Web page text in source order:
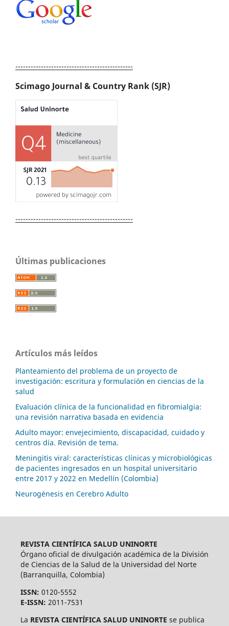
----------------------------------------------
Scimago Journal & Country Rank (SJR)
----------------------------------------------
Últimas publicaciones
Artículos más leídos
Planteamiento del problema de un proyecto de
investigación: escritura y formulación en ciencias de la
salud
Evaluación clínica de la funcionalidad en fibromialgia:
una revisión narrativa basada en evidencia
Adulto mayor: envejecimiento, discapacidad, cuidado y
centros día. Revisión de tema.
Meningitis viral: características clínicas y microbiológicas
de pacientes ingresados en un hospital universitario
entre 2017 y 2022 en Medellín (Colombia)
Neurogénesis en Cerebro Adulto
REVISTA CIENTÍFICA SALUD UNINORTE
Órgano oficial de divulgación académica de la División
de Ciencias de la Salud de la Universidad del Norte
(Barranquilla, Colombia)
ISSN: 0120-5552
E-ISSN: 2011-7531
La REVISTA CIENTÍFICA SALUD UNINORTE se publica